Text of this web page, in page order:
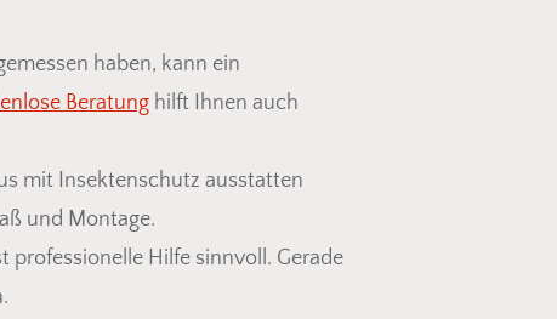
haben, kann ein
Beratung hilft Ihnen auch
mit Insektenschutz ausstatten
und Montage.
professionelle Hilfe sinnvoll. Gerade